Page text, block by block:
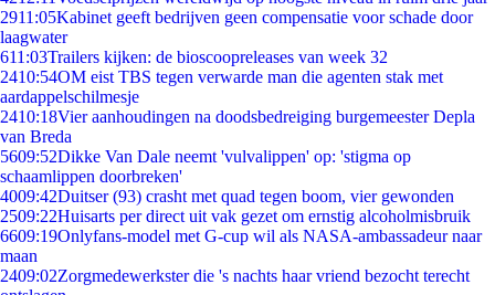
2911:05Kabinet geeft bedrijven geen compensatie voor schade door
laagwater
611:03Trailers kijken: de bioscoopreleases van week 32
2410:54OM eist TBS tegen verwarde man die agenten stak met
aardappelschilmesje
2410:18Vier aanhoudingen na doodsbedreiging burgemeester Depla
van Breda
5609:52Dikke Van Dale neemt 'vulvalippen' op: 'stigma op
schaamlippen doorbreken'
4009:42Duitser (93) crasht met quad tegen boom, vier gewonden
2509:22Huisarts per direct uit vak gezet om ernstig alcoholmisbruik
6609:19Onlyfans-model met G-cup wil als NASA-ambassadeur naar
maan
2409:02Zorgmedewerkster die 's nachts haar vriend bezocht terecht